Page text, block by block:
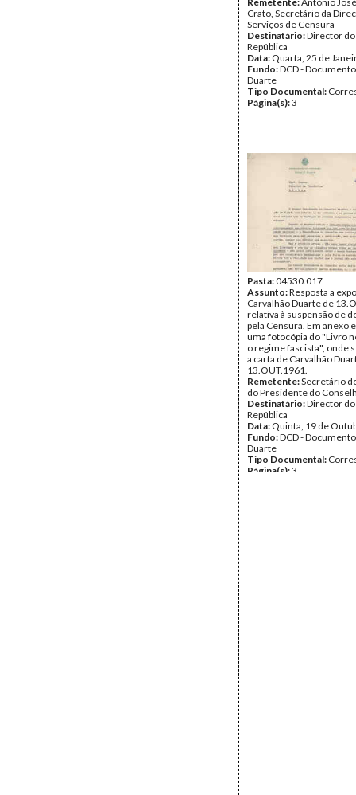
Crato, Secretário da
Serviços de Censura
Destinatário:Director
República
Data: Quarta, 25 de
Fundo:DCD -
Duarte
Tipo Documental:
Página(s):3
Pasta:04530.017
Assunto:Resposta a
Carvalhão Duarte de
relativa à suspensão de
pela Censura. Em anexo
uma fotocópia do "Livro
o regime fascista", onde
a carta de Carvalhão
13.OUT.1961.
Remetente:Secretário
do Presidente do
Destinatário:Director
República
Data: Quinta, 19 de
Fundo:DCD -
Duarte
Tipo Documental:
Página(s):3